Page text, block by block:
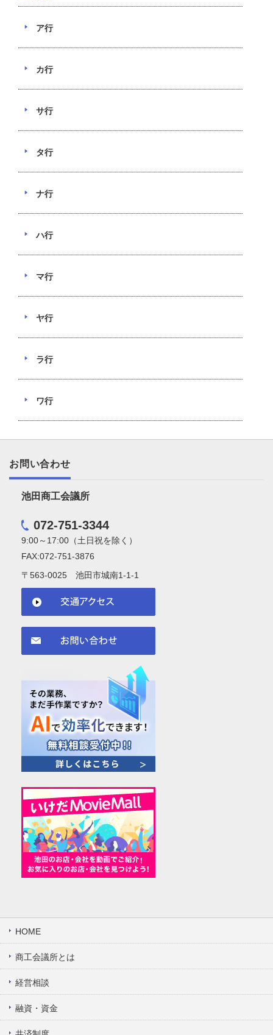
ア行
カ行
サ行
タ行
ナ行
ハ行
マ行
ヤ行
ラ行
ワ行
お問い合わせ
池田商工会議所
072-751-3344
9:00～17:00（土日祝を除く）
FAX:072-751-3876
〒563-0025 池田市城南1-1-1
HOME
商工会議所とは
経営相談
融資・資金